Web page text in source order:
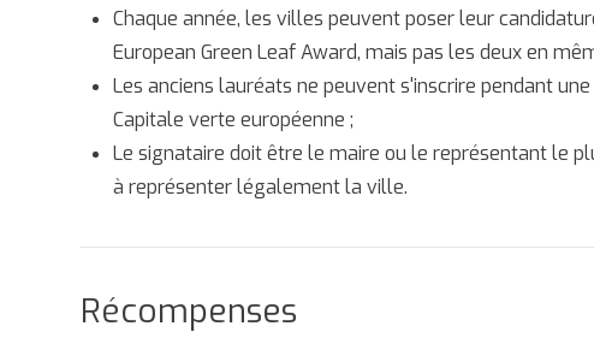
Chaque année, les villes peuvent poser leur
European Green Leaf Award, mais pas les deux en
Les anciens lauréats ne peuvent s'inscrire pendant
Capitale verte européenne ;
Le signataire doit être le maire ou le représentant le
à représenter légalement la ville.
Récompenses